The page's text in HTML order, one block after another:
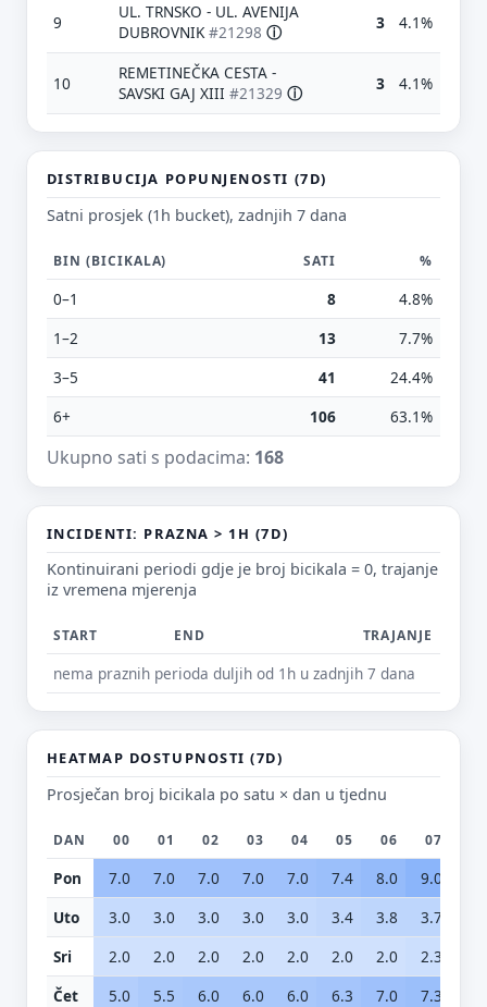
9
UL. TRNSKO - UL. AVENIJA
DUBROVNIK#21298 ⓘ 3 4.1%
10
REMETINEČKA CESTA -
SAVSKI GAJ XIII #21329 ⓘ 3 4.1%
DISTRIBUCIJA POPUNJENOSTI (7D)
Satni prosjek (1h bucket), zadnjih 7 dana
BIN (BICIKALA) SATI %
0–1 8
4.8%
1–2
13
7.7%
3–5
41
24.4%
6+
106 63.1%
Ukupno sati s podacima: 168
INCIDENTI: PRAZNA > 1H (7D)
Kontinuirani periodi gdje je broj bicikala = 0, trajanje
iz vremena mjerenja
START END TRAJANJE
nema praznih perioda duljih od 1h u zadnjih 7 dana
HEATMAP DOSTUPNOSTI (7D)
Prosječan broj bicikala po satu × dan u tjednu
DAN 00 01 02 03 04 05 06 07
Pon 7.0 7.0 7.0 7.0 7.0 7.4 8.0 9.0
Uto
3.0 3.0 3.0 3.0 3.0 3.4 3.8 3.7
Sri
2.0 2.0 2.0 2.0 2.0 2.0 2.0 2.3
Čet
5.0 5.5 6.0 6.0 6.0 6.3 7.0 7.3
Predloži poboljšanje ove stranice
Što bi ti ovdje bilo korisno? Koje pitanje želiš da ova
stranica može odgovoriti? (npr. “kada je
najpraznije?”, “što znači ovaj skok?”, “što još
Vrsta poruke
Povratna informacija
Prijava problema
E-mail (opcionalno)
Ne moraš upisati e-mail — prijedlog možeš poslati i anonimno.
Pošalji